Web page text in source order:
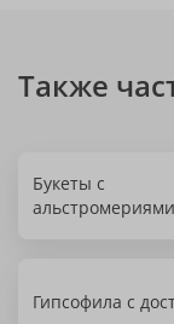
Также
Букеты с
альстромериями
Гипсофила с